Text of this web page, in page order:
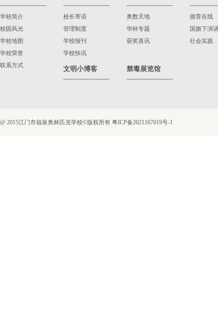
学校简介
校园风光
学校地图
学校荣誉
联系方式
校长寄语
管理制度
学校报刊
学校快讯
奥数天地
华杯专题
获奖喜讯
德育在线
国旗下演
社会实践
文明小博客 禁毒展览馆
@ 2015江门市福泉奥林匹克学校©版权所有 粤ICP备2021167019号-1